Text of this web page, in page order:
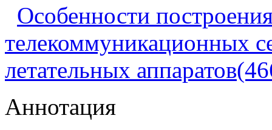
Особенности
телекоммуникационных
летательных
Аннотация